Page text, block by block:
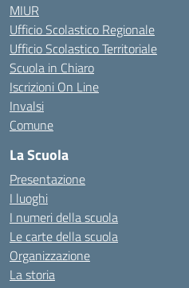
MIUR
Ufficio Scolastico Regionale
Ufficio Scolastico Territoriale
Scuola in Chiaro
Iscrizioni On Line
Invalsi
Comune
La Scuola
Presentazione
I luoghi
I numeri della scuola
Le carte della scuola
Organizzazione
La storia